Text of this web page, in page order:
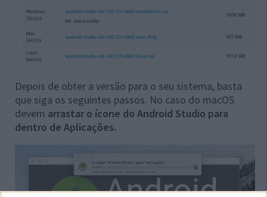
Depois de obter a versão para o seu sistema, basta
que siga os seguintes passos. No caso do macOS
devem arrastar o ícone do Android Studio para
dentro de Aplicações.